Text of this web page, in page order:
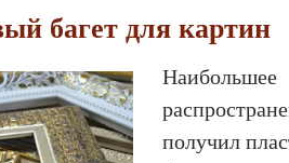
багет для картин
Наибольшее
получил